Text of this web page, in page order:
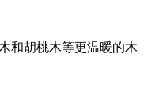
和胡桃木等更温暖的木